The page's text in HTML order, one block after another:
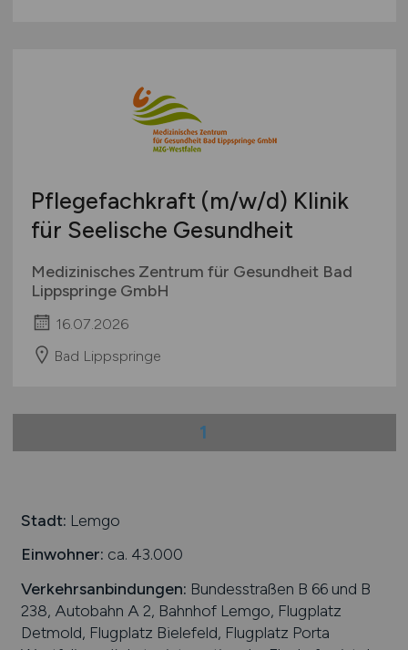
Pflegefachkraft (m/w/d) Klinik
für Seelische Gesundheit
Medizinisches Zentrum für Gesundheit Bad
Lippspringe GmbH
16.07.2026
Bad Lippspringe
1
Stadt: Lemgo
Einwohner: ca. 43.000
Verkehrsanbindungen: Bundesstraßen B 66 und B
238, Autobahn A 2, Bahnhof Lemgo, Flugplatz
Detmold, Flugplatz Bielefeld, Flugplatz Porta